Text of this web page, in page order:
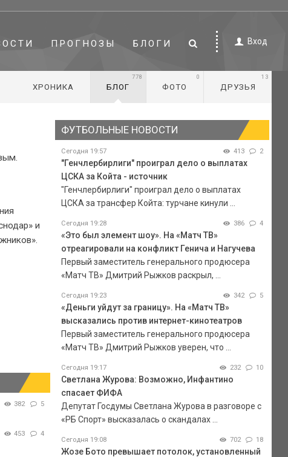
ПРОГНОЗЫ БЛОГИ Вход
ХРОНИКА БЛОГ
778
ФОТО
0
ДРУЗЬЯ
13
и
382 5
453 4
ФУТБОЛЬНЫЕ НОВОСТИ
Сегодня 19:57 413 2
"Генчлербирлиги" проиграл дело о выплатах
ЦСКА за Койта - источник
"Генчлербирлиги" проиграл дело о выплатах
ЦСКА за трансфер Койта: турчане кинули ...
Сегодня 19:28 386 4
«Это был элемент шоу». На «Матч ТВ»
отреагировали на конфликт Генича и Нагучева
Первый заместитель генерального продюсера
«Матч ТВ» Дмитрий Рыжков раскрыл, ...
Сегодня 19:23 342 5
«Деньги уйдут за границу». На «Матч ТВ»
высказались против интернет-кинотеатров
Первый заместитель генерального продюсера
«Матч ТВ» Дмитрий Рыжков уверен, что ...
Сегодня 19:17 232 10
Светлана Журова: Возможно, Инфантино
спасает ФИФА
Депутат Госдумы Светлана Журова в разговоре с
«РБ Спорт» высказалась о скандалах ...
Сегодня 19:08 702 18
Жозе Бото превышает потолок, установленный